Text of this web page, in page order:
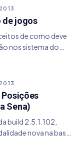
colocar valor
de salvar posições
de jogos
de como deve
nos sistema do
Papel O sistema
pode realizar
Volantes oficiais
Sena)
build 2.5.1.102,
nova na base
denominada de
que tem o